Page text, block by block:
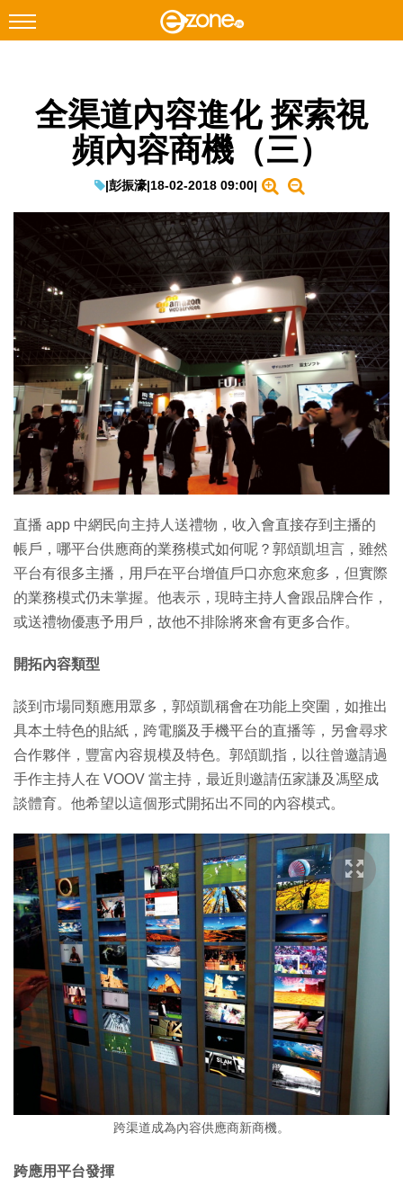
Facebook Instagram
遊戲動漫
教學評測
EduTech
IT Times
生成式AI與雲端應用
Enterprise Digital Transformation
特集
全渠道內容進化 探索視
頻內容商機（三）
|彭振濠|18-02-2018 09:00|
直播 app 中網民向主持人送禮物，收入會直接存到主播的
帳戶，哪平台供應商的業務模式如何呢？郭頌凱坦言，雖然
平台有很多主播，用戶在平台增值戶口亦愈來愈多，但實際
的業務模式仍未掌握。他表示，現時主持人會跟品牌合作，
或送禮物優惠予用戶，故他不排除將來會有更多合作。
開拓內容類型
談到市場同類應用眾多，郭頌凱稱會在功能上突圍，如推出
具本土特色的貼紙，跨電腦及手機平台的直播等，另會尋求
合作夥伴，豐富內容規模及特色。郭頌凱指，以往曾邀請過
手作主持人在 VOOV 當主持，最近則邀請伍家謙及馮堅成
談體育。他希望以這個形式開拓出不同的內容模式。
跨渠道成為內容供應商新商機。
跨應用平台發揮